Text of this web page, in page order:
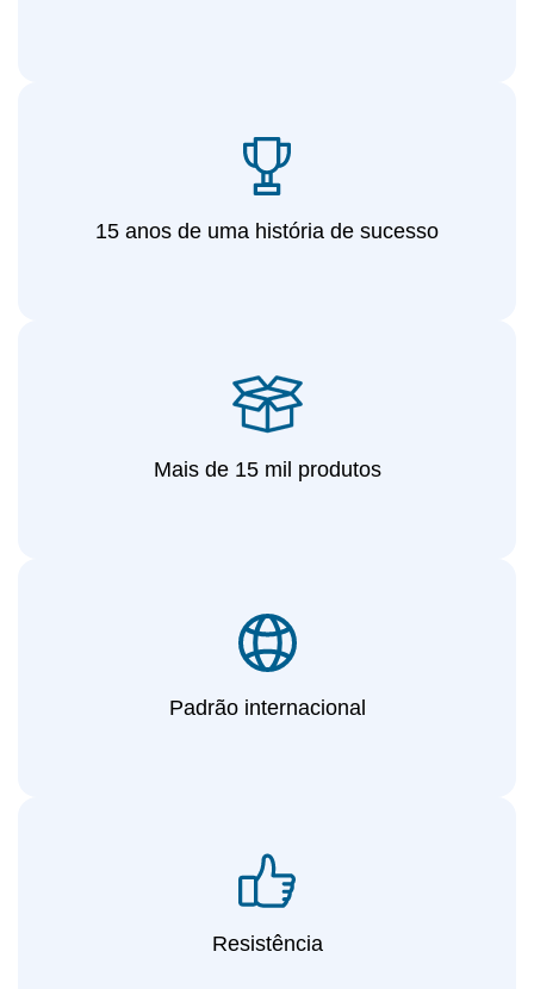
15 anos de uma história de sucesso
Mais de 15 mil produtos
Padrão internacional
Resistência